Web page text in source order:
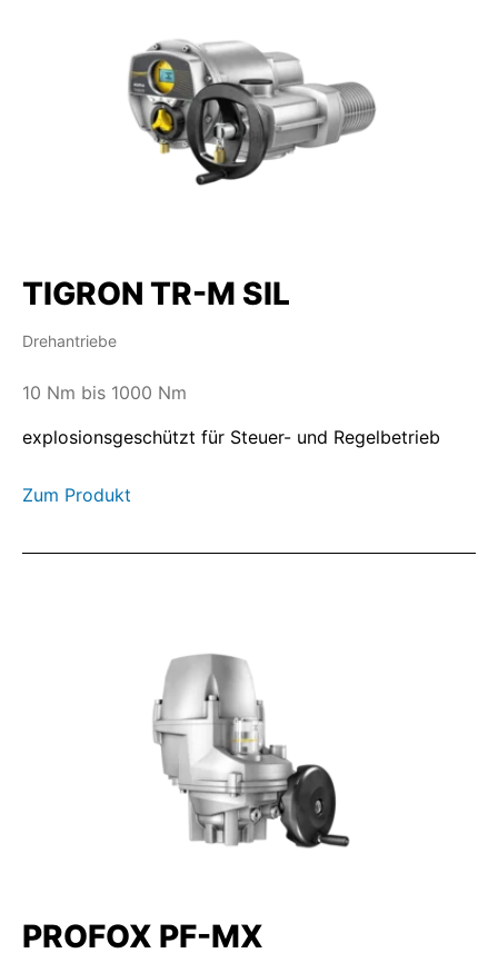
TIGRON TR-M SIL
Drehantriebe
10 Nm bis 1000 Nm
explosionsgeschützt für Steuer- und Regelbetrieb
Zum Produkt
PROFOX PF-MX